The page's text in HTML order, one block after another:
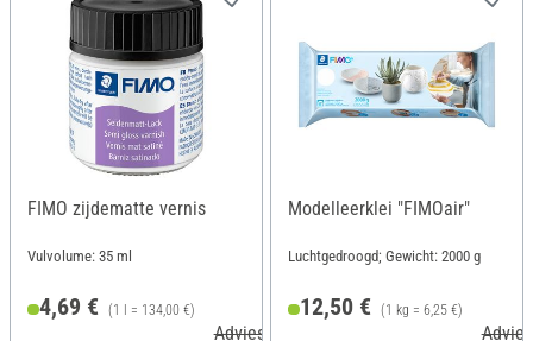
FIMO zijdematte vernis
Vulvolume: 35 ml
4,69 € (1 l = 134,00 €)
Adviesprijs 7,30 €
Modelleerklei "FIMOair"
Luchtgedroogd; Gewicht: 2000 g
12,50 € (1 kg = 6,25 €)